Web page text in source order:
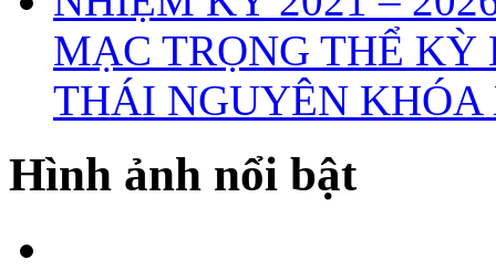
MẠC TRỌNG THỂ
THÁI NGUYÊN KHÓA
Hình ảnh nổi bật